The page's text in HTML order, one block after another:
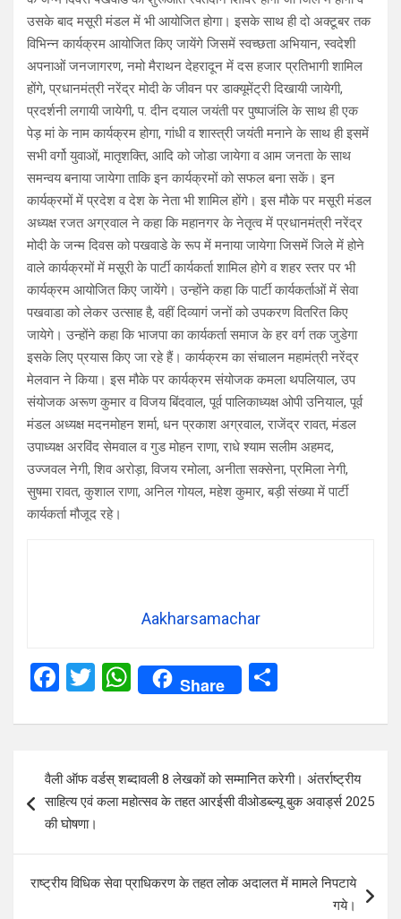
उसके बाद मसूरी मंडल में भी आयोजित होगा। इसके साथ ही दो अक्टूबर तक
विभिन्न कार्यक्रम आयोजित किए जायेंगे जिसमें स्वच्छता अभियान, स्वदेशी
अपनाओं जनजागरण, नमो मैराथन देहरादून में दस हजार प्रतिभागी शामिल
होंगे, प्रधानमंत्री नरेंद्र मोदी के जीवन पर डाक्यूमेंट्री दिखायी जायेगी,
प्रदर्शनी लगायी जायेगी, प. दीन दयाल जयंती पर पुष्पाजंलि के साथ ही एक
पेड़ मां के नाम कार्यक्रम होगा, गांधी व शास्त्री जयंती मनाने के साथ ही इसमें
सभी वर्गो युवाओं, मातृशक्ति, आदि को जोडा जायेगा व आम जनता के साथ
समन्वय बनाया जायेगा ताकि इन कार्यक्रमों को सफल बना सकें। इन
कार्यक्रमों में प्रदेश व देश के नेता भी शामिल होंगे। इस मौके पर मसूरी मंडल
अध्यक्ष रजत अग्रवाल ने कहा कि महानगर के नेतृत्व में प्रधानमंत्री नरेंद्र
मोदी के जन्म दिवस को पखवाडे के रूप में मनाया जायेगा जिसमें जिले में होने
वाले कार्यक्रमों में मसूरी के पार्टी कार्यकर्ता शामिल होगे व शहर स्तर पर भी
कार्यक्रम आयोजित किए जायेंगे। उन्होंने कहा कि पार्टी कार्यकर्ताओं में सेवा
पखवाडा को लेकर उत्साह है, वहीं दिव्यागं जनों को उपकरण वितरित किए
जायेगे। उन्होंने कहा कि भाजपा का कार्यकर्ता समाज के हर वर्ग तक जुडेगा
इसके लिए प्रयास किए जा रहे हैं। कार्यक्रम का संचालन महामंत्री नरेंद्र
मेलवान ने किया। इस मौके पर कार्यक्रम संयोजक कमला थपलियाल, उप
संयोजक अरूण कुमार व विजय बिंदवाल, पूर्व पालिकाध्यक्ष ओपी उनियाल, पूर्व
मंडल अध्यक्ष मदनमोहन शर्मा, धन प्रकाश अग्रवाल, राजेंद्र रावत, मंडल
उपाध्यक्ष अरविंद सेमवाल व गुड मोहन राणा, राधे श्याम सलीम अहमद,
उज्जवल नेगी, शिव अरोड़ा, विजय रमोला, अनीता सक्सेना, प्रमिला नेगी,
सुषमा रावत, कुशाल राणा, अनिल गोयल, महेश कुमार, बड़ी संख्या में पार्टी
कार्यकर्ता मौजूद रहे।
Aakharsamachar
F
ce
b
o
o
k
T
tt
er
W
h
at
A
p
Share
ar
e
navigation
वैली ऑफ वर्डस् शब्दावली 8 लेखकों को सम्मानित करेगी। अंतर्राष्ट्रीय
साहित्य एवं कला महोत्सव के तहत आरईसी वीओडब्ल्यू बुक अवार्ड्स 2025
की घोषणा।
राष्ट्रीय विधिक सेवा प्राधिकरण के तहत लोक अदालत में मामले निपटाये
गये।